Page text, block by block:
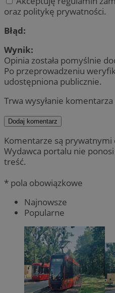
oraz politykę prywatności.
Błąd:
Wynik:
Opinia została pomyślnie
Po przeprowadzeniu
udostępniona publicznie.
Trwa wysyłanie komentarza
Dodaj komentarz
Komentarze są
Wydawca portalu nie
treść.
* pola obowiązkowe
Najnowsze
Popularne